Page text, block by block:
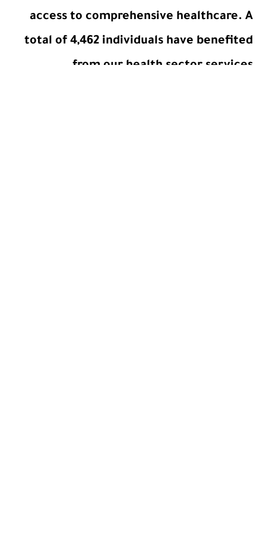
access to comprehensive healthcare. A
total of 4,462 individuals have benefited
from our health sector services.